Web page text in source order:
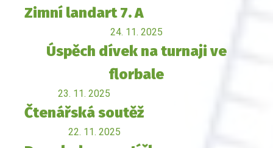
Zimní landart 7. A
24. 11. 2025
Úspěch dívek na turnaji ve
florbale
23. 11. 2025
Čtenářská soutěž
22. 11. 2025